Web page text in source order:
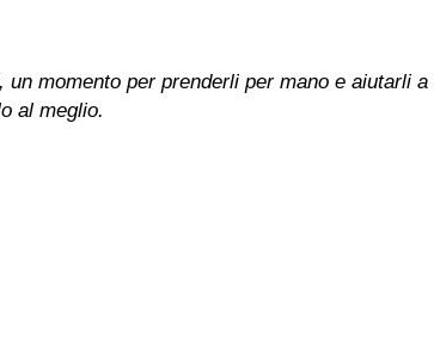
momento per prenderli per mano e aiutarli
al meglio.